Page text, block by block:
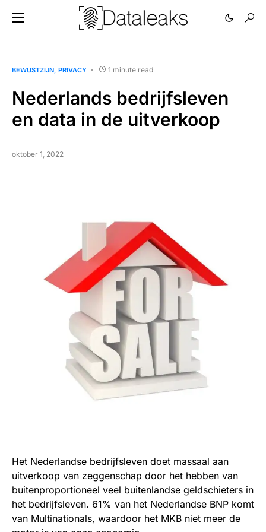
BEWUSTZIJN PRIVACY 1 minute read
Nederlands bedrijfsleven
en data in de uitverkoop
oktober 1, 2022
Het Nederlandse bedrijfsleven doet massaal aan
uitverkoop van zeggenschap door het hebben van
buitenproportioneel veel buitenlandse geldschieters in
het bedrijfsleven. 61% van het Nederlandse BNP komt
van Multinationals, waardoor het MKB niet meer de